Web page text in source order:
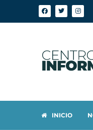
INICIO